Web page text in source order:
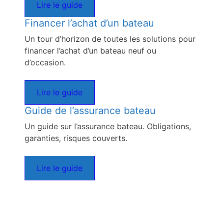
Lire le guide
Financer l’achat d’un bateau
Un tour d’horizon de toutes les solutions pour
financer l’achat d’un bateau neuf ou
d’occasion.
Lire le guide
Guide de l’assurance bateau
Un guide sur l’assurance bateau. Obligations,
garanties, risques couverts.
Lire le guide